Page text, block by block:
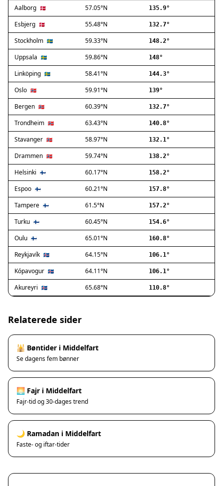
Haderslev
Albertslund
Allerød
Ballerup
Birkerød
Brøndby
Charlottenlund
Dragør
Farum
Fredensborg
Frederiksberg
Frederikssund
Frederiksværk
Gentofte
Gladsaxe
Glostrup
Greve
Hedehusene
Herlev
Hvidovre
Høje-Taastrup
Ishøj
Jyllinge
Lillerød
Lyngby
Vanløse
Haslev
Kalundborg
Korsør
Aalborg 🇩🇰 57.05°N 135.9°
Esbjerg 🇩🇰 55.48°N 132.7°
Stockholm 🇸🇪 59.33°N 148.2°
Uppsala 🇸🇪 59.86°N 148°
Linköping 🇸🇪 58.41°N 144.3°
Oslo 🇳🇴 59.91°N 139°
Bergen 🇳🇴 60.39°N 132.7°
Trondheim 🇳🇴 63.43°N 140.8°
Stavanger 🇳🇴 58.97°N 132.1°
Drammen 🇳🇴 59.74°N 138.2°
Helsinki 🇫🇮 60.17°N 158.2°
Espoo 🇫🇮 60.21°N 157.8°
Tampere 🇫🇮 61.5°N 157.2°
Turku 🇫🇮 60.45°N 154.6°
Oulu 🇫🇮 65.01°N 160.8°
Reykjavík 🇮🇸 64.15°N 106.1°
Kópavogur 🇮🇸 64.11°N 106.1°
Akureyri 🇮🇸 65.68°N 110.8°
Relaterede sider
🕌 Bøntider i Middelfart
Se dagens fem bønner
🌅 Fajr i Middelfart
Fajr-tid og 30-dages trend
🌙 Ramadan i Middelfart
Faste- og iftar-tider